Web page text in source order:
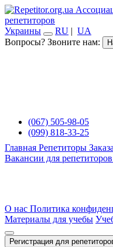
репетиторов
Украины
RU | UA
Вопросы? Звоните нам:
(067) 505-98-05
(099) 818-33-25
Главная Репетиторы
Вакансии для репетиторов
О нас Политика
Материалы для учебы
Регистрация для